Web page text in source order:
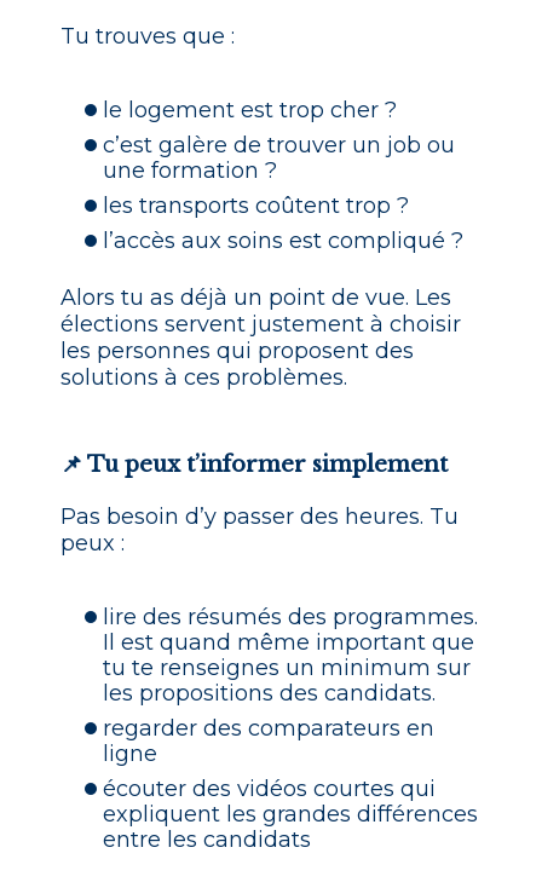
Tu trouves que :
le logement est trop cher ?
c’est galère de trouver un job ou
une formation ?
les transports coûtent trop ?
l’accès aux soins est compliqué ?
Alors tu as déjà un point de vue. Les
élections servent justement à choisir
les personnes qui proposent des
solutions à ces problèmes.
📌 Tu peux t’informer simplement
Pas besoin d’y passer des heures. Tu
peux :
lire des résumés des programmes.
Il est quand même important que
tu te renseignes un minimum sur
les propositions des candidats.
regarder des comparateurs en
ligne
écouter des vidéos courtes qui
expliquent les grandes différences
entre les candidats